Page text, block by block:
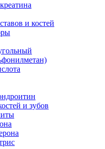
и костей
и зубов